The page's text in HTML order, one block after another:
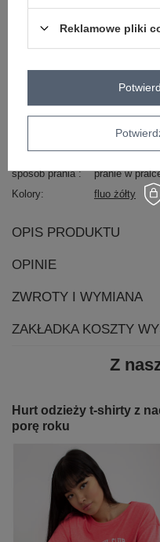
dominujący
materiał
bawełna
dekolt
okrągły
90% bawełna
sposób prania
pranie w
Kolory
fluo żółty
OPIS PRODUKTU
OPINIE
ZWROTY I WYMIANA
ZAKŁADKA KOSZTY
Z
Hurt odzieży t-shirty z
porę roku
Reklamowe pliki